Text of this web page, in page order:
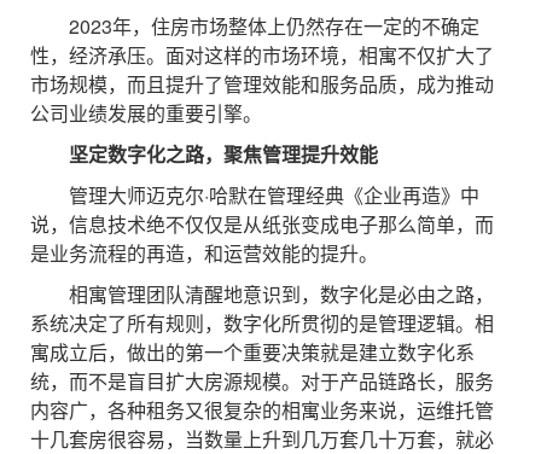
2023年，住房市场整体上仍然存在一定的不确定
性，经济承压。面对这样的市场环境，相寓不仅扩大了
市场规模，而且提升了管理效能和服务品质，成为推动
公司业绩发展的重要引擎。
坚定数字化之路，聚焦管理提升效能
管理大师迈克尔·哈默在管理经典《企业再造》中
说，信息技术绝不仅仅是从纸张变成电子那么简单，而
是业务流程的再造，和运营效能的提升。
相寓管理团队清醒地意识到，数字化是必由之路，
系统决定了所有规则，数字化所贯彻的是管理逻辑。相
寓成立后，做出的第一个重要决策就是建立数字化系
统，而不是盲目扩大房源规模。对于产品链路长，服务
内容广，各种租务又很复杂的相寓业务来说，运维托管
十几套房很容易，当数量上升到几万套几十万套，就必